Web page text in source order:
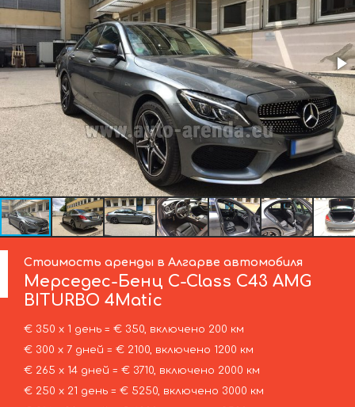
Стоимость аренды в Алгарве автомобиля
Мерседес-Бенц C-Class C43 AMG
BITURBO 4Matic
€ 350 х 1 день = € 350, включено 200 км
€ 300 х 7 дней = € 2100, включено 1200 км
€ 265 х 14 дней = € 3710, включено 2000 км
€ 250 х 21 день = € 5250, включено 3000 км